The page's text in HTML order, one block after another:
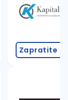
Zapratite